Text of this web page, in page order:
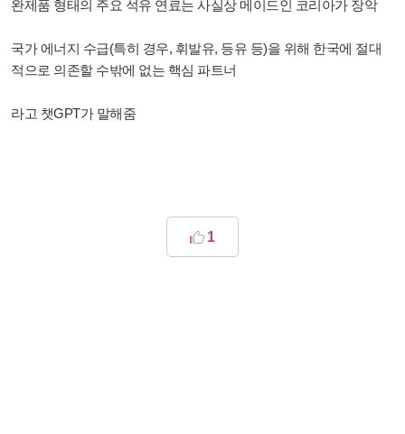
완제품 형태의 주요 석유 연료는 사실상 메이드인 코리아가 장악
국가 에너지 수급(특히 경우, 휘발유, 등유 등)을 위해 한국에 절대
적으로 의존할 수밖에 없는 핵심 파트너
라고 챗GPT가 말해줌
1